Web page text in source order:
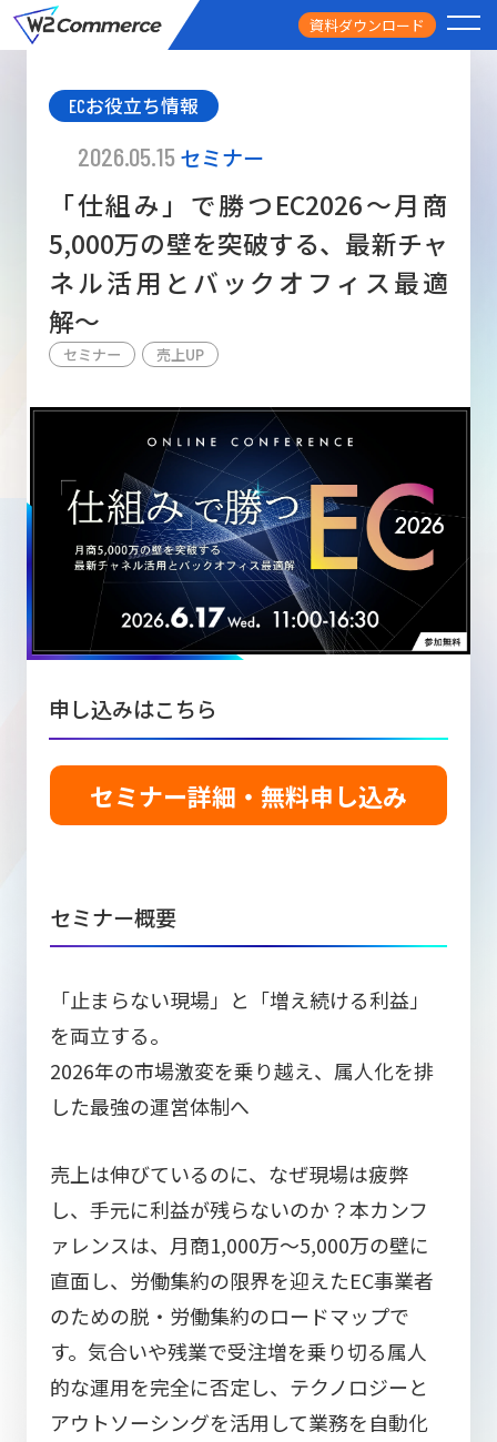
資料ダウンロード
PRODUCT
サービス
BtoC向け
ECサイト構築
サブスク/定期通販
ECサイト構築
W2
BtoB向け
ECサイト構築
海外進出・現地
ECサイト構築
AI
PRICE
料金
FEATURE
特徴
導入事例
USEFUL
お役立ち情報
NEWS
ニュース
03-5148-9633
会社情報
ECお役立ち情報
2026.05.15セミナー
「仕組み」で勝つEC2026〜月商
5,000万の壁を突破する、最新チャ
ネル活用とバックオフィス最適
解〜
セミナー 売上UP
申し込みはこちら
セミナー詳細・無料申し込み
セミナー概要
「止まらない現場」と「増え続ける利益」
を両立する。
2026年の市場激変を乗り越え、属人化を排
した最強の運営体制へ
売上は伸びているのに、なぜ現場は疲弊
し、手元に利益が残らないのか？本カンフ
ァレンスは、月商1,000万〜5,000万の壁に
直面し、労働集約の限界を迎えたEC事業者
のための脱・労働集約のロードマップで
す。気合いや残業で受注増を乗り切る属人
的な運用を完全に否定し、テクノロジーと
アウトソーシングを活用して業務を自動化